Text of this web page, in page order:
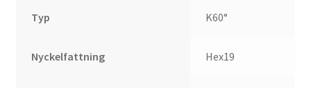
Typ K60°
Nyckelfattning Hex19